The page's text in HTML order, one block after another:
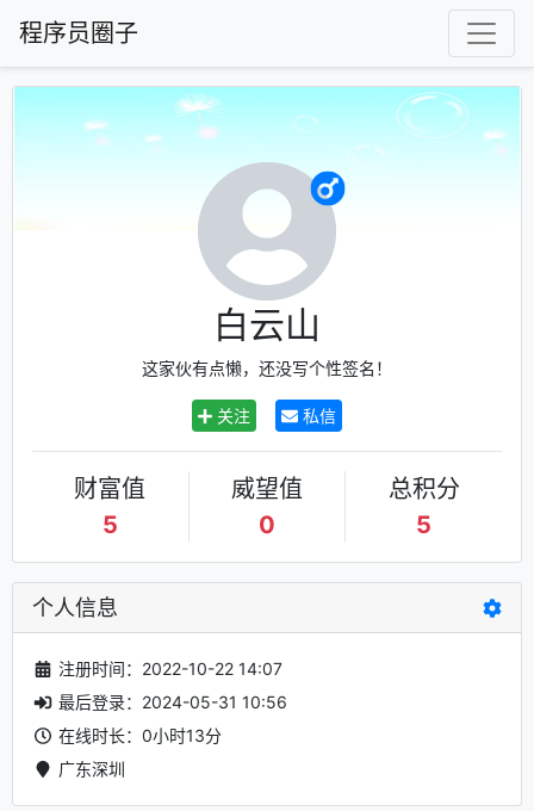
程序员圈子
白云山
这家伙有点懒，还没写个性签名！
关注 私信
财富值
5
威望值
0
总积分
5
个人信息
注册时间：2022-10-22 14:07
最后登录：2024-05-31 10:56
在线时长：0小时13分
广东深圳